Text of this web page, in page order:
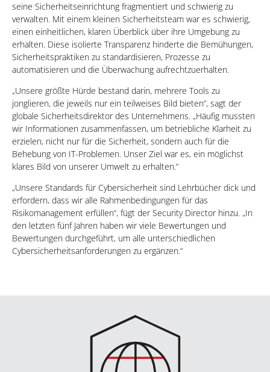
seine Sicherheitseinrichtung fragmentiert und schwierig zu
verwalten. Mit einem kleinen Sicherheitsteam war es schwierig,
einen einheitlichen, klaren Überblick über ihre Umgebung zu
erhalten. Diese isolierte Transparenz hinderte die Bemühungen,
Sicherheitspraktiken zu standardisieren, Prozesse zu
automatisieren und die Überwachung aufrechtzuerhalten.
„Unsere größte Hürde bestand darin, mehrere Tools zu
jonglieren, die jeweils nur ein teilweises Bild bieten“, sagt der
globale Sicherheitsdirektor des Unternehmens. „Häufig mussten
wir Informationen zusammenfassen, um betriebliche Klarheit zu
erzielen, nicht nur für die Sicherheit, sondern auch für die
Behebung von IT-Problemen. Unser Ziel war es, ein möglichst
klares Bild von unserer Umwelt zu erhalten.“
„Unsere Standards für Cybersicherheit sind Lehrbücher dick und
erfordern, dass wir alle Rahmenbedingungen für das
Risikomanagement erfüllen“, fügt der Security Director hinzu. „In
den letzten fünf Jahren haben wir viele Bewertungen und
Bewertungen durchgeführt, um alle unterschiedlichen
Cybersicherheitsanforderungen zu ergänzen.“